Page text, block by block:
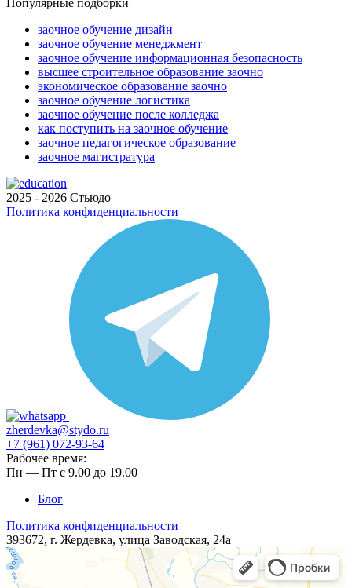
заочное обучение дизайн
заочное обучение менеджмент
заочное обучение информационная безопасность
высшее строительное образование заочно
экономическое образование заочно
заочное обучение логистика
заочное обучение после колледжа
как поступить на заочное обучение
заочное педагогическое образование
заочное магистратура
2025 - 2026 Стьюдо
Политика конфиденциальности
zherdevka@stydo.ru
+7 (961) 072-93-64
Рабочее время:
Пн — Пт с 9.00 до 19.00
Блог
Политика конфиденциальности
393672, г. Жердевка, ​​улица ​Заводская, 24а